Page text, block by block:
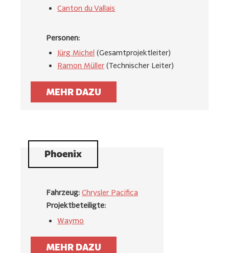
Canton du Vallais
Personen:
Jürg Michel (Gesamtprojektleiter)
Ramon Müller (Technischer Leiter)
MEHR DAZU
Phoenix
Fahrzeug: Chrysler Pacifica
Projektbeteiligte:
Waymo
MEHR DAZU